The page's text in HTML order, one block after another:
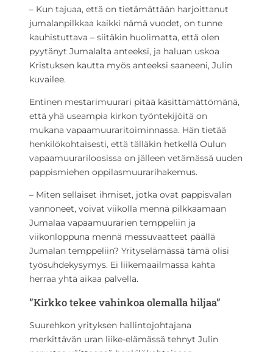
– Kun tajuaa, että on tietämättään harjoittanut
jumalanpilkkaa kaikki nämä vuodet, on tunne
kauhistuttava – siitäkin huolimatta, että olen
pyytänyt Jumalalta anteeksi, ja haluan uskoa
Kristuksen kautta myös anteeksi saaneeni, Julin
kuvailee.
Entinen mestarimuurari pitää käsittämättömänä,
että yhä useampia kirkon työntekijöitä on
mukana vapaamuuraritoiminnassa. Hän tietää
henkilökohtaisesti, että tälläkin hetkellä Oulun
vapaamuurariloosissa on jälleen vetämässä uuden
pappismiehen oppilasmuurarihakemus.
– Miten sellaiset ihmiset, jotka ovat pappisvalan
vannoneet, voivat viikolla mennä pilkkaamaan
Jumalaa vapaamuurarien temppeliin ja
viikonloppuna mennä messuvaatteet päällä
Jumalan temppeliin? Yrityselämässä tämä olisi
työsuhdekysymys. Ei liikemaailmassa kahta
herraa yhtä aikaa palvella.
”Kirkko tekee vahinkoa olemalla hiljaa”
Suurehkon yrityksen hallintojohtajana
merkittävän uran liike-elämässä tehnyt Julin